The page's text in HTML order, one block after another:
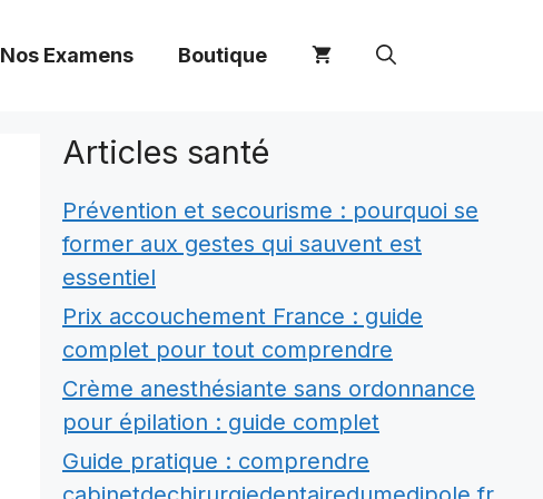
Nos Examens Boutique
Articles santé
Prévention et secourisme : pourquoi se
former aux gestes qui sauvent est
essentiel
Prix accouchement France : guide
complet pour tout comprendre
Crème anesthésiante sans ordonnance
pour épilation : guide complet
Guide pratique : comprendre